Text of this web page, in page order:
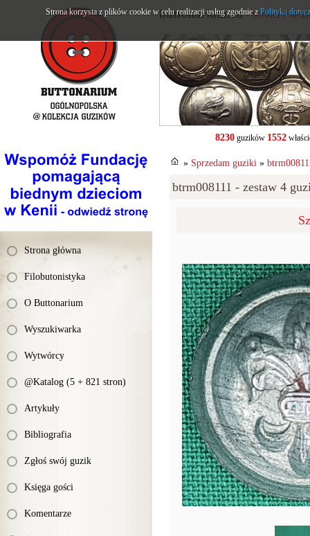
Strona główna
Filobutonistyka
O Buttonarium
Wyszukiwarka
Wytwórcy
@Katalog (5 + 821 stron)
Artykuły
Bibliografia
Zgłoś swój guzik
Księga gości
Komentarze
buttonarium.eu- Strona
8230guzików 1552
» Sprzedam guziki »
btrm008111 - zestaw 4
Strona korzysta z plików cookie w celu realizacji usług zgodnie zPolityką